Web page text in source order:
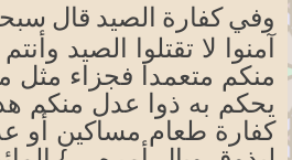
وفي كفارة الصيد قال
آمنوا لا تقتلوا الصيد
منكم متعمدا فجزاء مثل
يحكم به ذوا عدل منكم
كفارة طعام مساكين أو